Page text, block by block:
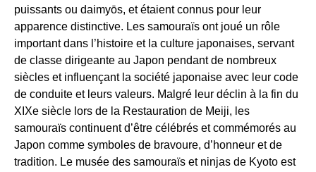
puissants ou daimyōs, et étaient connus pour leur
apparence distinctive. Les samouraïs ont joué un rôle
important dans l’histoire et la culture japonaises, servant
de classe dirigeante au Japon pendant de nombreux
siècles et influençant la société japonaise avec leur code
de conduite et leurs valeurs. Malgré leur déclin à la fin du
XIXe siècle lors de la Restauration de Meiji, les
samouraïs continuent d’être célébrés et commémorés au
Japon comme symboles de bravoure, d’honneur et de
tradition. Le musée des samouraïs et ninjas de Kyoto est